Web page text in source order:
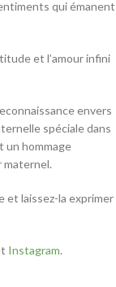
qui émanent
et l’amour infini
envers
spéciale dans
un hommage
maternel.
et laissez-la exprimer
Instagram.